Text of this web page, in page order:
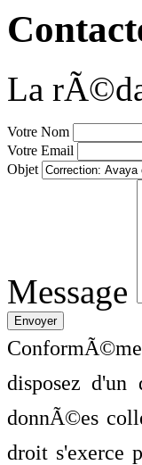
La
Votre Nom
Votre Email
Objet
Message
disposez
donnÃ©es
droit s'exerce